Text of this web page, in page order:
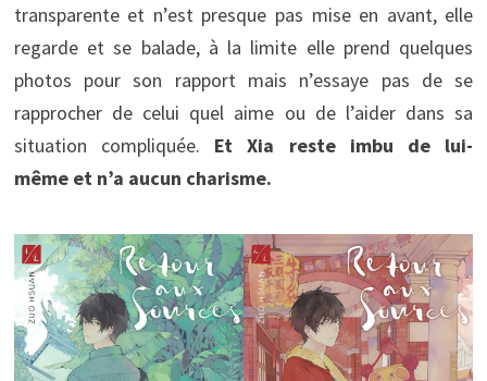
transparente et n’est presque pas mise en avant, elle
regarde et se balade, à la limite elle prend quelques
photos pour son rapport mais n’essaye pas de se
rapprocher de celui quel aime ou de l’aider dans sa
situation compliquée. Et Xia reste imbu de lui-
même et n’a aucun charisme.